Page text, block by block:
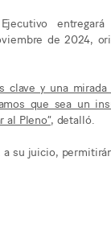
de 2024,
y una
que sea un
al Pleno”, detalló.
su juicio,